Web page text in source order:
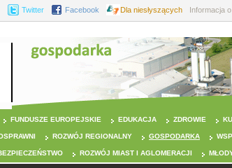
Twitter Facebook Dla niesłyszących Informacja
FUNDUSZE EUROPEJSKIE EDUKACJA ZDROWIE
ROZWÓJ REGIONALNY GOSPODARKA
ROZWÓJ MIAST I AGLOMERACJI